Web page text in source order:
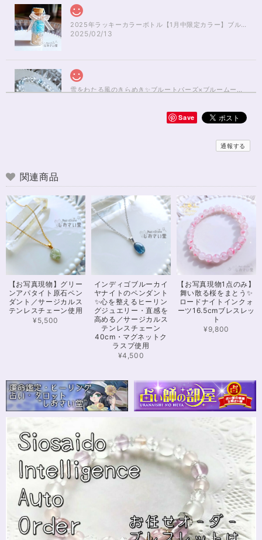
2025年ラッキーカラーボトル【1月中限定カラー】ブルーアパタイト×ルチルクォーツさざれ石
2025/02/13
雪をわたる風のきらめき✨ブルートパーズ×ブルームーンストーンブレスレット17cm
ョンが上がりました！ ラッピングも可愛く、梱包もすごく丁寧で袋を開け
るのが 勿体無いくらいでした！ おまけで付いてきたさざれも可愛くて綺麗
うございました！ また機会があったら利用したいと思います。 この度は本
当にありがとうございました！
※16.5cmオーダー 努力を成功に導く✨ガーネット入りブレスレット15cm
2024/12/18
可愛いお品をありがとうございます。陽に当たるとキラキラして、とても可
愛いです！とくにシトリンの色味がとても気に入りました。まだ、気になる
ブレスレットがたくさんあったので、また購入させていただきたいと思いま
す。また親切で迅速、丁寧な対応をしてくださりありがとうございました。
さざれながら、カイヤナイトのブルーバンドやジラソールアイが見える石も
ありました きれいな石をありがとうございます⭐︎
シンデレラのパワーストーンブレスレット「夢は希むもの」✨ブルーカルセドニー16cm
ステンレス→水晶変更
2024/10/24
本日無事に、到着しました！ ワクワクしながら開封しました(*^^*) とって
もキレイな色合いで、手に取るとほんのり温かく感じ元気になる気がしま
す！リボンのメッセージも大事にします(*^^*)まさかのお名前が(芸名なの
でしょうかね？^^)同じでびっくり♡嬉しいです♡ 次回は、オーダーをお願
いしてみたいなと思いました！
Save
通報する
関連商品
【お写真現物】グリー
ンアパタイト原石ペン
ダント／サージカルス
テンレスチェーン使用
¥5,500
インディゴブルーカイ
ヤナイトのペンダント
✨心を整えるヒーリン
グジュエリー・直感を
高める／サージカルス
テンレスチェーン
40cm・マグネットク
ラスプ使用
¥4,500
【お写真現物1点のみ】
舞い散る桜をまとう✨
ロードナイトインクォ
ーツ16.5cmブレスレッ
ト
¥9,800